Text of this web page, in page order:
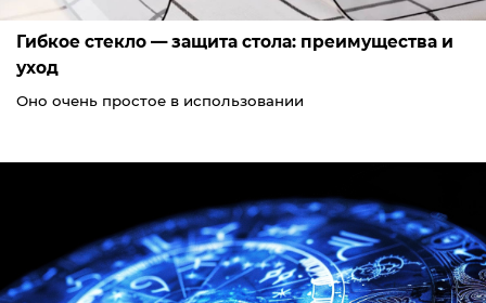
Гибкое стекло — защита стола: преимущества и
уход
Оно очень простое в использовании